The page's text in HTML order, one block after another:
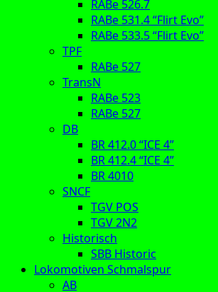
RABe 526.7
RABe 531.4 “Flirt Evo”
RABe 533.5 “Flirt Evo”
TPF
RABe 527
TransN
RABe 523
RABe 527
DB
BR 412.0 “ICE 4”
BR 412.4 “ICE 4”
BR 4010
SNCF
TGV POS
TGV 2N2
Historisch
SBB Historic
Lokomotiven Schmalspur
AB